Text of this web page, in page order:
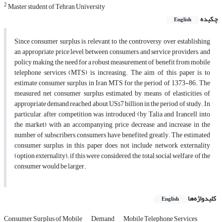
2Master student of Tehran University
چکیده
English
Since consumer surplus is relevant to the controversy over establishing
an appropriate price level between consumers and service providers, and
policy making, the need for a robust measurement of benefit from mobile
telephone services (MTS) is increasing. The aim of this paper is to
estimate consumer surplus in Iran MTS for the period of 1373-86. The
measured net consumer surplus estimated by means of elasticities of
appropriate demand reached about US$7 billion in the period of study. In
particular, after competition was introduced (by Talia and Irancell into
the market) with an accompanying price decrease and increase in the
number of subscribers, consumers have benefited greatly. The estimated
consumer surplus in this paper does not include network externality
(option externality); if this were considered, the total social welfare of the
consumer would be larger.
کلیدواژه‌ها English
Consumer Surplus of Mobile Demand Mobile Telephone Services